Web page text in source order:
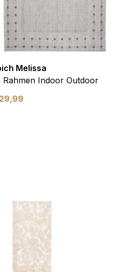
Melissa
Rahmen Indoor Outdoor
29,99
Benutzer über Websites
relevant und ansprechend sind